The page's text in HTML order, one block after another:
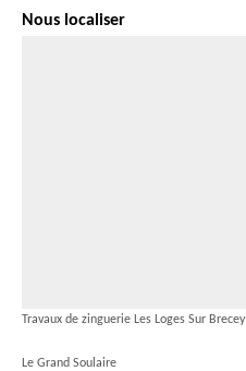
Nous localiser
Travaux de zinguerie Les Loges Sur Brecey
Le Grand Soulaire